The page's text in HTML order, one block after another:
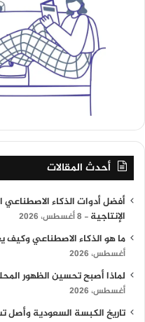
أحدث المقالات
أفضل أدوات الذكاء
الإنتاجية
8 أغسطس، 2026
ما هو الذكاء الاصطناعي
أغسطس، 2026
لماذا أصبح تحسين الظهور
أغسطس، 2026
تاريخ الكبسة السعودية وأصل